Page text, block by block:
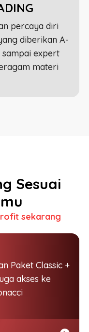
percaya diri
diberikan A-
expert
materi
Sesuai
sekarang
Paket Classic +
akses ke